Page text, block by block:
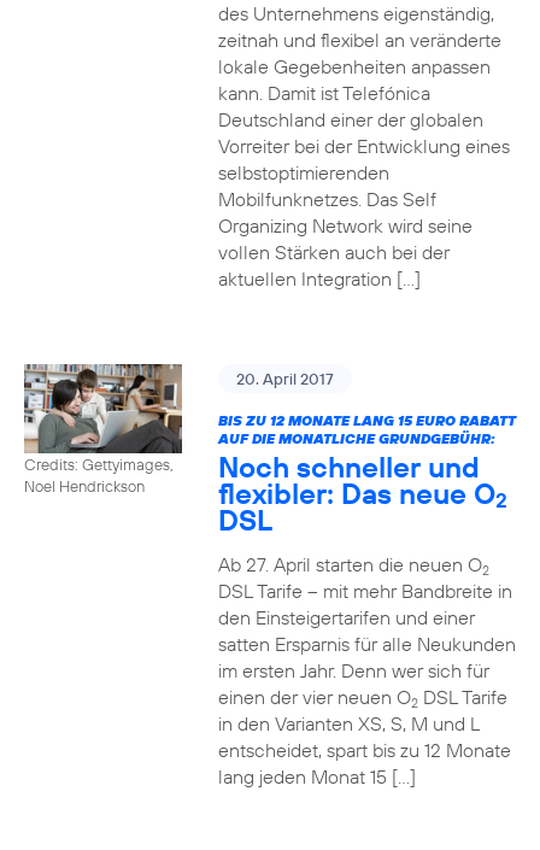
des Unternehmens eigenständig,
zeitnah und flexibel an veränderte
lokale Gegebenheiten anpassen
kann. Damit ist Telefónica
Deutschland einer der globalen
Vorreiter bei der Entwicklung eines
selbstoptimierenden
Mobilfunknetzes. Das Self
Organizing Network wird seine
vollen Stärken auch bei der
aktuellen Integration […]
Credits: Gettyimages,
Noel Hendrickson
20. April 2017
BIS ZU 12 MONATE LANG 15 EURO RABATT
AUF DIE MONATLICHE GRUNDGEBÜHR:
Noch schneller und
flexibler: Das neue O2
DSL
Ab 27. April starten die neuen O2
DSL Tarife – mit mehr Bandbreite in
den Einsteigertarifen und einer
satten Ersparnis für alle Neukunden
im ersten Jahr. Denn wer sich für
einen der vier neuen O2DSL Tarife
in den Varianten XS, S, M und L
entscheidet, spart bis zu 12 Monate
lang jeden Monat 15 […]